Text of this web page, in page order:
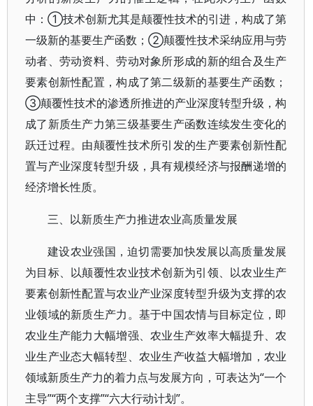
中：①技术创新尤其是颠覆性技术的引进，构成了第
一级新的基要生产函数；②颠覆性技术采纳应用与劳
动者、劳动资料、劳动对象所形成的新的组合及生产
要素创新性配置，构成了第二级新的基要生产函数；
③颠覆性技术的渗透所推进的产业深度转型升级，构
成了新质生产力第三级基要生产函数连续发生变化的
跃迁过程。由颠覆性技术所引发的生产要素创新性配
置与产业深度转型升级，具有规模经济与报酬递增的
经济增长性质。
三、以新质生产力推进农业高质量发展
建设农业强国，迫切需要加快发展以高质量发展
为目标、以颠覆性农业技术创新为引领、以农业生产
要素创新性配置与农业产业深度转型升级为支撑的农
业领域的新质生产力。基于中国农情与目标定位，即
农业生产能力大幅增强、农业生产效率大幅提升、农
业生产业态大幅转型、农业生产收益大幅增加，农业
领域新质生产力的着力点与发展方向，可表达为“一个
主导”“两个支撑”“六大行动计划”。